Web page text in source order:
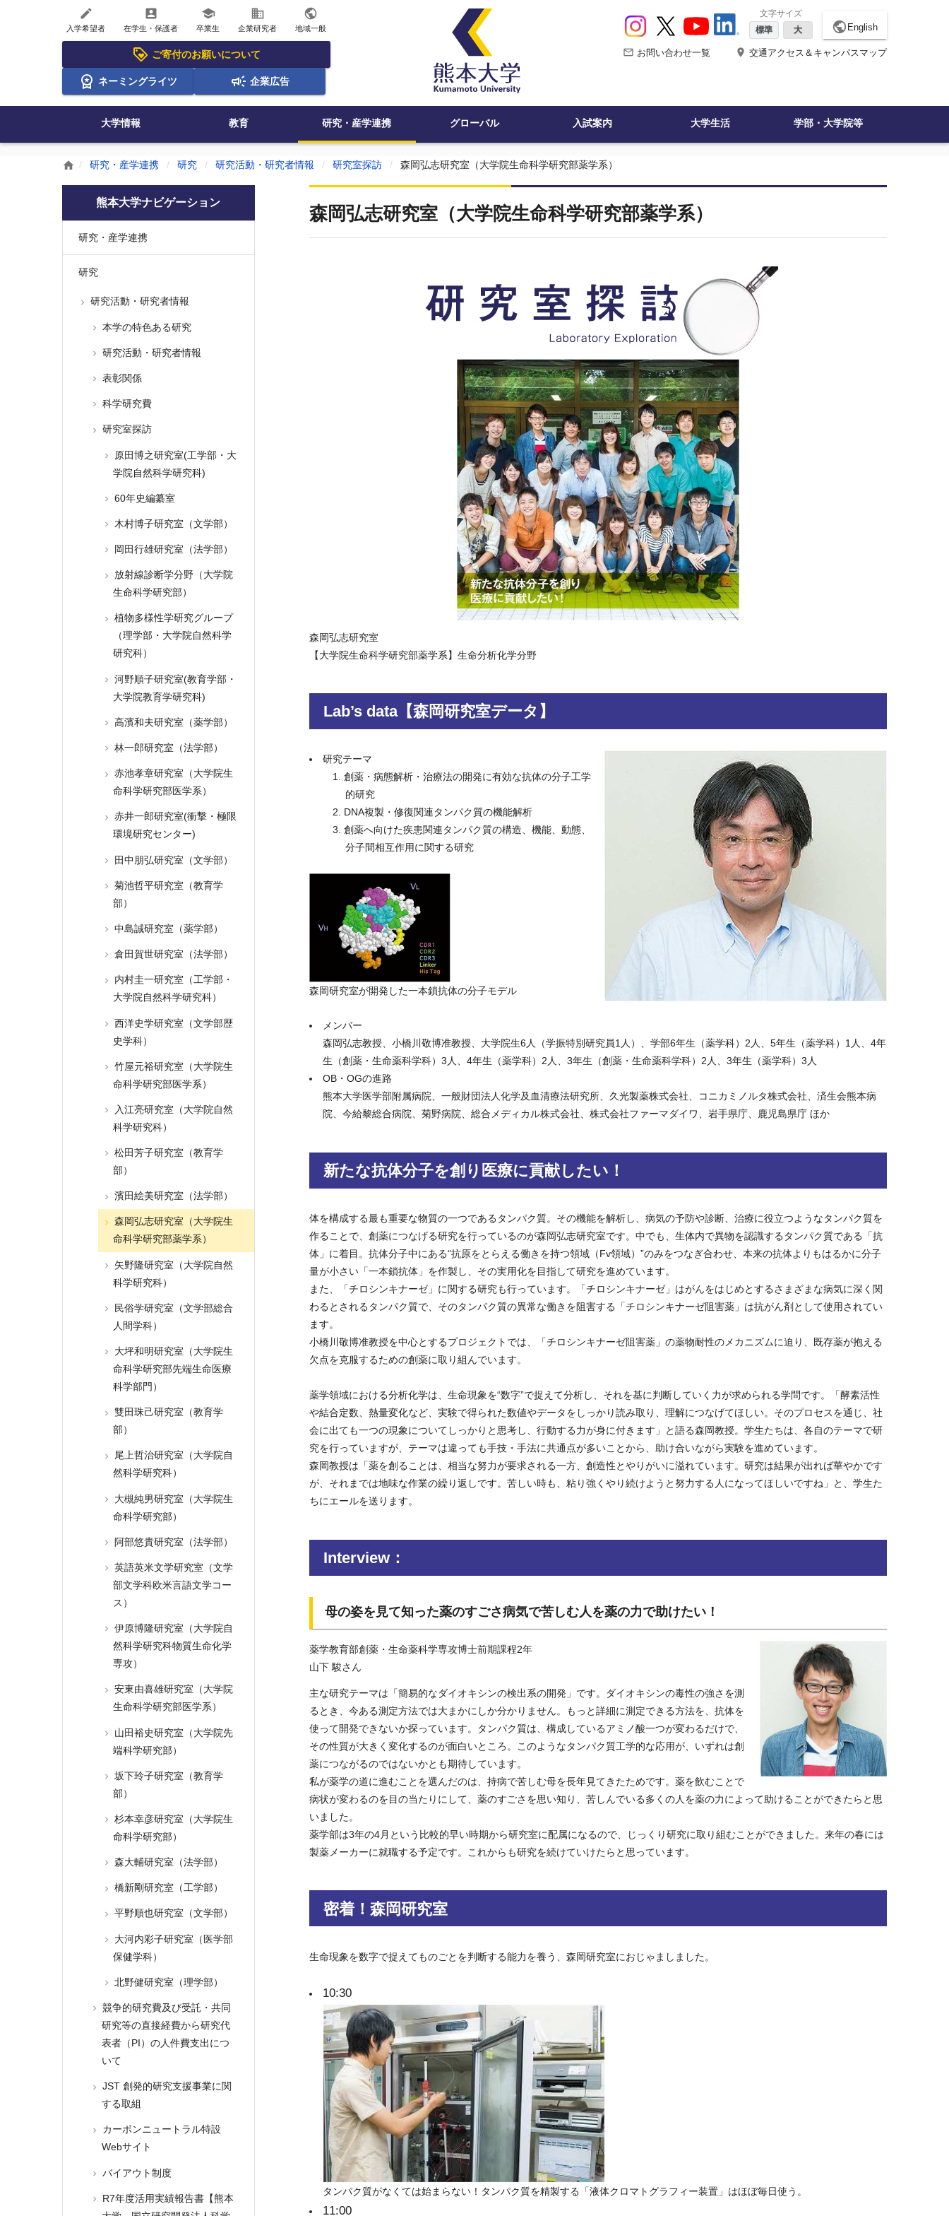
create
入学希望者
account_box
在学生・保護者
school
卒業生
business
企業研究者
public
地域一般
ご寄付のお願いについて
ネーミングライツ 企業広告
文字サイズ
標準
大 public English
mail_outline お問い合わせ一覧 place 交通アクセス＆キャンパスマップ
大学情報 教育 研究・産学連携 グローバル 入試案内 大学生活 学部・大学院等
home 研究・産学連携 研究 研究活動・研究者情報 研究室探訪 森岡弘志研究室（大学院生命科学研究部薬学系）
森岡弘志研究室（大学院生命科学研究部薬学系）
森岡弘志研究室
【大学院生命科学研究部薬学系】生命分析化学分野
Lab’s data【森岡研究室データ】
研究テーマ
創薬・病態解析・治療法の開発に有効な抗体の分子工学
的研究
DNA複製・修復関連タンパク質の機能解析
創薬へ向けた疾患関連タンパク質の構造、機能、動態、
分子間相互作用に関する研究
森岡研究室が開発した一本鎖抗体の分子モデル
メンバー
森岡弘志教授、小橋川敬博准教授、大学院生6人（学振特別研究員1人）、学部6年生（薬学科）2人、5年生（薬学科）1人、4年
生（創薬・生命薬科学科）3人、4年生（薬学科）2人、3年生（創薬・生命薬科学科）2人、3年生（薬学科）3人
OB・OGの進路
熊本大学医学部附属病院、一般財団法人化学及血清療法研究所、久光製薬株式会社、コニカミノルタ株式会社、済生会熊本病
院、今給黎総合病院、菊野病院、総合メディカル株式会社、株式会社ファーマダイワ、岩手県庁、鹿児島県庁 ほか
新たな抗体分子を創り医療に貢献したい！
体を構成する最も重要な物質の一つであるタンパク質。その機能を解析し、病気の予防や診断、治療に役立つようなタンパク質を
作ることで、創薬につなげる研究を行っているのが森岡弘志研究室です。中でも、生体内で異物を認識するタンパク質である「抗
体」に着目。抗体分子中にある“抗原をとらえる働きを持つ領域（Fv領域）”のみをつなぎ合わせ、本来の抗体よりもはるかに分子
量が小さい「一本鎖抗体」を作製し、その実用化を目指して研究を進めています。
また、「チロシンキナーゼ」に関する研究も行っています。「チロシンキナーゼ」はがんをはじめとするさまざまな病気に深く関
わるとされるタンパク質で、そのタンパク質の異常な働きを阻害する「チロシンキナーゼ阻害薬」は抗がん剤として使用されてい
ます。
小橋川敬博准教授を中心とするプロジェクトでは、「チロシンキナーゼ阻害薬」の薬物耐性のメカニズムに迫り、既存薬が抱える
欠点を克服するための創薬に取り組んでいます。
薬学領域における分析化学は、生命現象を“数字”で捉えて分析し、それを基に判断していく力が求められる学問です。「酵素活性
や結合定数、熱量変化など、実験で得られた数値やデータをしっかり読み取り、理解につなげてほしい。そのプロセスを通じ、社
会に出ても一つの現象についてしっかりと思考し、行動する力が身に付きます」と語る森岡教授。学生たちは、各自のテーマで研
究を行っていますが、テーマは違っても手技・手法に共通点が多いことから、助け合いながら実験を進めています。
森岡教授は「薬を創ることは、相当な努力が要求される一方、創造性とやりがいに溢れています。研究は結果が出れば華やかです
が、それまでは地味な作業の繰り返しです。苦しい時も、粘り強くやり続けようと努力する人になってほしいですね」と、学生た
ちにエールを送ります。
Interview：
母の姿を見て知った薬のすごさ病気で苦しむ人を薬の力で助けたい！
薬学教育部創薬・生命薬科学専攻博士前期課程2年
山下 駿さん
主な研究テーマは「簡易的なダイオキシンの検出系の開発」です。ダイオキシンの毒性の強さを測
るとき、今ある測定方法では大まかにしか分かりません。もっと詳細に測定できる方法を、抗体を
使って開発できないか探っています。タンパク質は、構成しているアミノ酸一つが変わるだけで、
その性質が大きく変化するのが面白いところ。このようなタンパク質工学的な応用が、いずれは創
薬につながるのではないかとも期待しています。
私が薬学の道に進むことを選んだのは、持病で苦しむ母を長年見てきたためです。薬を飲むことで
病状が変わるのを目の当たりにして、薬のすごさを思い知り、苦しんでいる多くの人を薬の力によって助けることができたらと思
いました。
薬学部は3年の4月という比較的早い時期から研究室に配属になるので、じっくり研究に取り組むことができました。来年の春には
製薬メーカーに就職する予定です。これからも研究を続けていけたらと思っています。
密着！森岡研究室
生命現象を数字で捉えてものごとを判断する能力を養う、森岡研究室におじゃましました。
10:30
タンパク質がなくては始まらない！タンパク質を精製する「液体クロマトグラフィー装置」はほぼ毎日使う。
11:00
熊本大学ナビゲーション
研究・産学連携
研究
研究活動・研究者情報
本学の特色ある研究
研究活動・研究者情報
表彰関係
科学研究費
研究室探訪
原田博之研究室(工学部・大
学院自然科学研究科)
60年史編纂室
木村博子研究室（文学部）
岡田行雄研究室（法学部）
放射線診断学分野（大学院
生命科学研究部）
植物多様性学研究グループ
（理学部・大学院自然科学
研究科）
河野順子研究室(教育学部・
大学院教育学研究科)
高濱和夫研究室（薬学部）
林一郎研究室（法学部）
赤池孝章研究室（大学院生
命科学研究部医学系）
赤井一郎研究室(衝撃・極限
環境研究センター)
田中朋弘研究室（文学部）
菊池哲平研究室（教育学
部）
中島誠研究室（薬学部）
倉田賀世研究室（法学部）
内村圭一研究室（工学部・
大学院自然科学研究科）
西洋史学研究室（文学部歴
史学科）
竹屋元裕研究室（大学院生
命科学研究部医学系）
入江亮研究室（大学院自然
科学研究科）
松田芳子研究室（教育学
部）
濱田絵美研究室（法学部）
森岡弘志研究室（大学院生
命科学研究部薬学系）
矢野隆研究室（大学院自然
科学研究科）
民俗学研究室（文学部総合
人間学科）
大坪和明研究室（大学院生
命科学研究部先端生命医療
科学部門）
雙田珠己研究室（教育学
部）
尾上哲治研究室（大学院自
然科学研究科）
大槻純男研究室（大学院生
命科学研究部）
阿部悠貴研究室（法学部）
英語英米文学研究室（文学
部文学科欧米言語文学コー
ス）
伊原博隆研究室（大学院自
然科学研究科物質生命化学
専攻）
安東由喜雄研究室（大学院
生命科学研究部医学系）
山田裕史研究室（大学院先
端科学研究部）
坂下玲子研究室（教育学
部）
杉本幸彦研究室（大学院生
命科学研究部）
森大輔研究室（法学部）
橋新剛研究室（工学部）
平野順也研究室（文学部）
大河内彩子研究室（医学部
保健学科）
北野健研究室（理学部）
競争的研究費及び受託・共同
研究等の直接経費から研究代
表者（PI）の人件費支出につ
いて
JST 創発的研究支援事業に関
する取組
カーボンニュートラル特設
Webサイト
バイアウト制度
R7年度活用実績報告書【熊本